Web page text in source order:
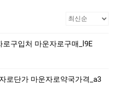
로구입처 마운자로구매_l9E
로단가 마운자로약국가격_a3